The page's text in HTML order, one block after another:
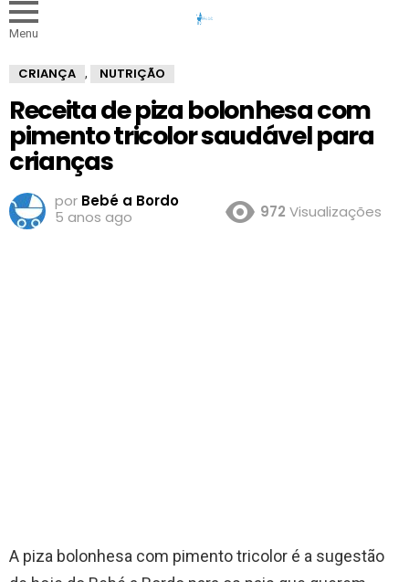
Menu
CRIANÇA , NUTRIÇÃO
Receita de piza bolonhesa com
pimento tricolor saudável para
crianças
por Bebé a Bordo
5 anos ago
972 Visualizações
A piza bolonhesa com pimento tricolor é a sugestão